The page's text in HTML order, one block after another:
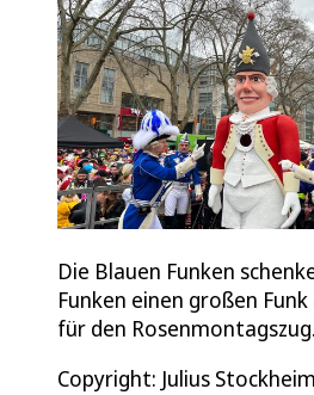
Die Blauen Funken
Funken einen großen
für den Rosenmontagszug.
Copyright: Julius Stockheim